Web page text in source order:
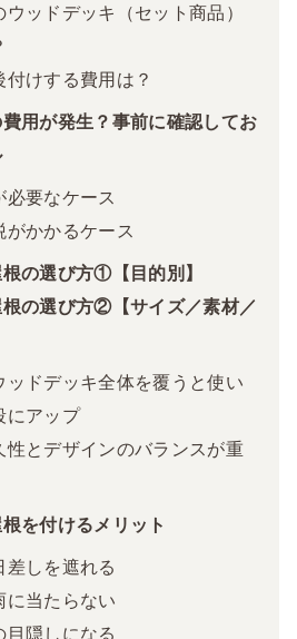
ウッドデッキ（セット商品）
付けする費用は？
費用が発生？事前に確認してお
必要なケース
がかかるケース
の選び方①【目的別】
の選び方②【サイズ／素材／
ッドデッキ全体を覆うと使い
にアップ
性とデザインのバランスが重
を付けるメリット
差しを遮れる
に当たらない
目隠しになる